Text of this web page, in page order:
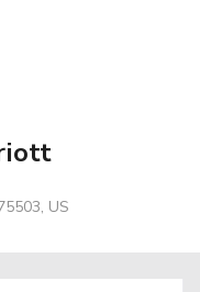
US